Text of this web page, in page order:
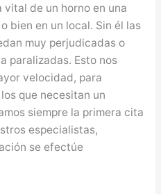
de un horno en una
bien en un local. Sin él las
muy perjudicadas o
paralizadas. Esto nos
velocidad, para
que necesitan un
siempre la primera cita
especialistas,
se efectúe